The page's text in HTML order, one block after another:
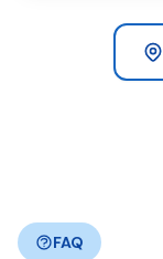
FAQ